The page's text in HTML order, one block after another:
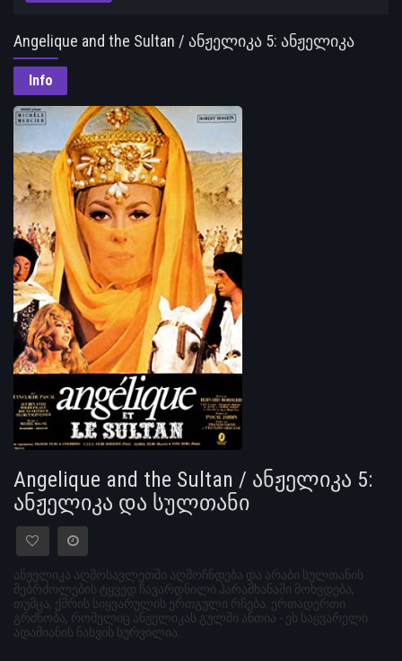
Angelique and the Sultan / ანჟელიკა 5: ანჟელიკა
და სულთანი
Info
Angelique and the Sultan / ანჟელიკა 5:
ანჟელიკა და სულთანი
ანჟელიკა აღმოსავლეთში აღმოჩნდება და არაბი სულთანის
მებრძოლების ტყვედ ჩავარდნილი ჰარამხანაში მოხვდება,
თუმცა, ქმრის სიყვარულის ერთგული რჩება. ერთადერთი
გრძნობა, რომელიც ანჟელიკას გულში ანთია - ეს საყვარელი
ადამიანის ნახვის სურვილია.